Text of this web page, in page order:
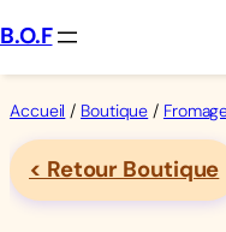
Aller
au
contenu
B.O.F
Accueil / Boutique /
< Retour Boutique